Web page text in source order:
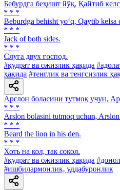
Бебурдга беҳишт йўқ, Қайтиб
* * *
Beburdga behisht yo‘q, Qaytib kelsa
* * *
Jack of both sides.
* * *
Слуга двух господ.
#қудрат ва ожизлик ҳақида
ҳақида #тенглик ва тенгсизлик
Арслон боласини тутмоқ учун,
* * *
Arslon bolasini tutmoq uchun,
* * *
Beard the lion in his den.
* * *
Хоть на кол, так сокол.
#қудрат ва ожизлик ҳақида
#ишбилармонлик, уддабуронлик